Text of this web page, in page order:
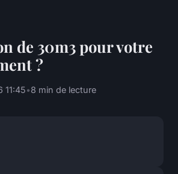
de 30m3 pour votre
?
11:45•8 min de lecture